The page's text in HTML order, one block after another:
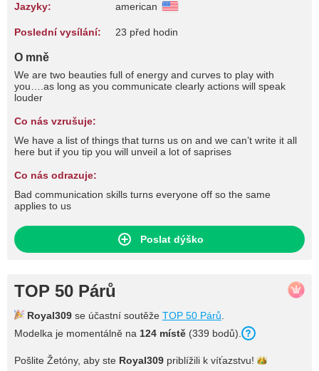
Jazyky: american
Poslední vysílání: 23 před hodin
O mně
We are two beauties full of energy and curves to play with
you….as long as you communicate clearly actions will speak
louder
Co nás vzrušuje:
We have a list of things that turns us on and we can’t write it all
here but if you tip you will unveil a lot of saprises
Co nás odrazuje:
Bad communication skills turns everyone off so the same
applies to us
Poslat dýško
TOP 50 Párů
Royal309 se účastní soutěže TOP 50 Párů
Modelka je momentálně na 124 místě (339 bodů).
Pošlite Žetóny, aby ste Royal309 priblížili k víťazstvu!